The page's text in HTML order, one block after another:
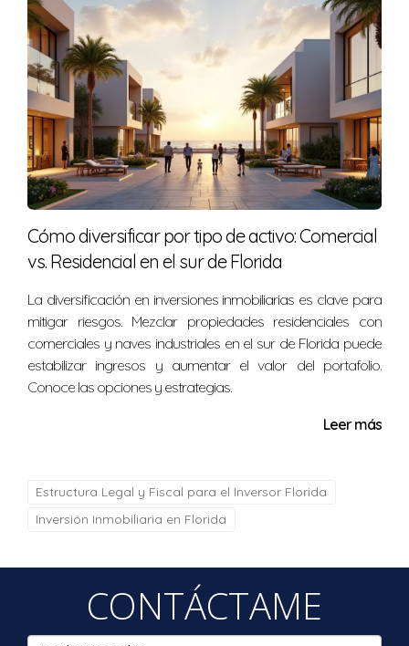
para ayudarte a navegar por estos temas complejos y
asegurarte de que tu legado esté protegido. No dudes
en contactarme al +17865477270 si tienes alguna
pregunta o deseas comenzar a planificar hoy mismo.
Cómo diversificar por tipo de activo: Comercial
vs. Residencial en el sur de Florida
La diversificación en inversiones inmobiliarias es clave para
mitigar riesgos. Mezclar propiedades residenciales con
comerciales y naves industriales en el sur de Florida puede
estabilizar ingresos y aumentar el valor del portafolio.
Conoce las opciones y estrategias.
Leer más
Estructura Legal y Fiscal para el Inversor Florida
Inversión Inmobiliaria en Florida
CONTÁCTAME